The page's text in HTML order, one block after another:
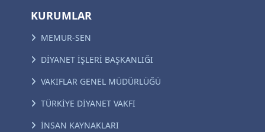
KURUMLAR
MEMUR-SEN
DİYANET İŞLERİ BAŞKANLIĞI
VAKIFLAR GENEL MÜDÜRLÜĞÜ
TÜRKİYE DİYANET VAKFI
İNSAN KAYNAKLARI